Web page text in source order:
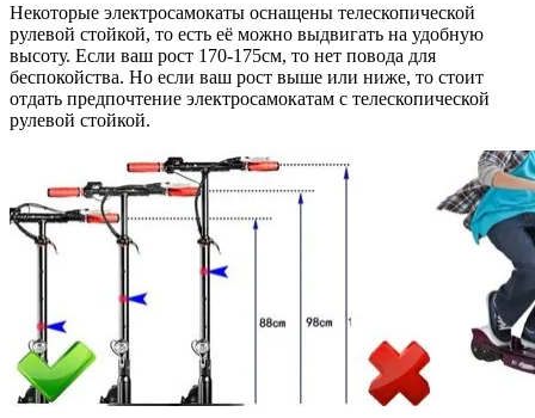
Некоторые электросамокаты оснащены телескопической
рулевой стойкой, то есть её можно выдвигать на удобную
высоту. Если ваш рост 170-175см, то нет повода для
беспокойства. Но если ваш рост выше или ниже, то стоит
отдать предпочтение электросамокатам с телескопической
рулевой стойкой.